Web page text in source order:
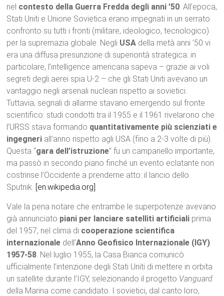
nel contesto della Guerra Fredda degli anni ’50. All’epoca,
Stati Uniti e Unione Sovietica erano impegnati in un serrato
confronto su tutti i fronti (militare, ideologico, tecnologico)
per la supremazia globale. Negli USA della metà anni ’50 vi
era una diffusa presunzione di superiorità strategica: in
particolare, l’intelligence americana sapeva – grazie ai voli
segreti degli aerei spia U-2 – che gli Stati Uniti avevano un
vantaggio negli arsenali nucleari rispetto ai sovietici.
Tuttavia, segnali di allarme stavano emergendo sul fronte
scientifico: studi condotti tra il 1955 e il 1961 rivelarono che
l’URSS stava formando quantitativamente più scienziati e
ingegneri all’anno rispetto agli USA (fino a 2-3 volte di più).
Questa “gara dell’istruzione” fu un campanello importante,
ma passò in secondo piano finché un evento eclatante non
costrinse l’Occidente a prenderne atto: il lancio dello
Sputnik. [en.wikipedia.org]
Vale la pena notare che entrambe le superpotenze avevano
già annunciato piani per lanciare satelliti artificiali prima
del 1957, nel clima di cooperazione scientifica
internazionale dell’Anno Geofisico Internazionale (IGY)
1957-58. Nel luglio 1955, la Casa Bianca comunicò
ufficialmente l’intenzione degli Stati Uniti di mettere in orbita
un satellite durante l’IGY, selezionando il progetto Vanguard
della Marina come candidato. I sovietici, dal canto loro,